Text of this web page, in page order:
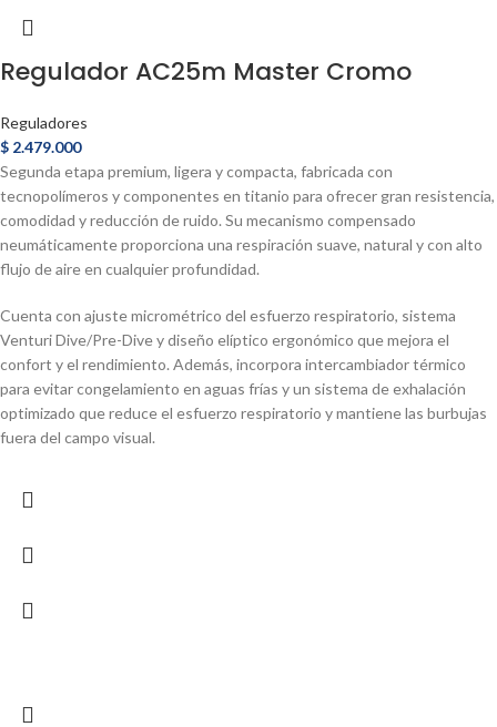
Regulador AC25m Master Cromo
Reguladores
$ 2.479.000
Segunda etapa premium, ligera y compacta, fabricada con
tecnopolímeros y componentes en titanio para ofrecer gran resistencia,
comodidad y reducción de ruido. Su mecanismo compensado
neumáticamente proporciona una respiración suave, natural y con alto
flujo de aire en cualquier profundidad.
Cuenta con ajuste micrométrico del esfuerzo respiratorio, sistema
Venturi Dive/Pre-Dive y diseño elíptico ergonómico que mejora el
confort y el rendimiento. Además, incorpora intercambiador térmico
para evitar congelamiento en aguas frías y un sistema de exhalación
optimizado que reduce el esfuerzo respiratorio y mantiene las burbujas
fuera del campo visual.